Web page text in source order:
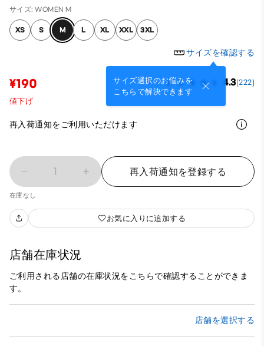
サイズ: WOMEN M
XS S M L XL XXL 3XL
サイズを確認する
サイズ選択のお悩みを
こちらで解決できます
¥190 4.3(222)
値下げ
再入荷通知をご利用いただけます
1 再入荷通知を登録する
在庫なし
お気に入りに追加する
店舗在庫状況
ご利用される店舗の在庫状況をこちらで確認することができま
す。
店舗を選択する